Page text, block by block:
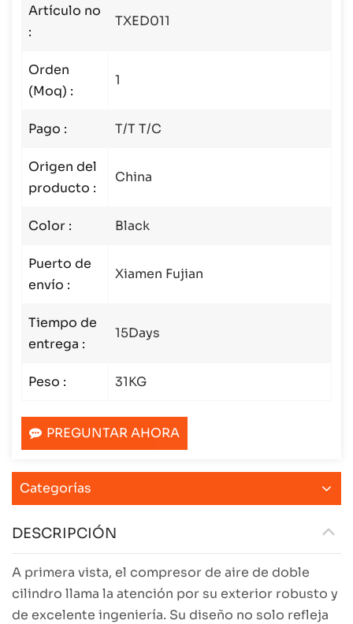
Artículo no
:
TXED011
Orden
(Moq) :
1
Pago : T/T T/C
Origen del
producto :
China
Color : Black
Puerto de
envío :
Xiamen Fujian
Tiempo de
entrega :
15Days
Peso : 31KG
PREGUNTAR AHORA
Categorías
DESCRIPCIÓN
A primera vista, el compresor de aire de doble
cilindro llama la atención por su exterior robusto y
de excelente ingeniería. Su diseño no solo refleja